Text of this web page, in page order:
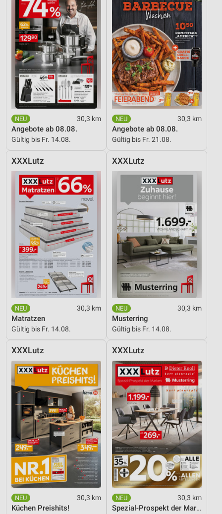
30,3 km
Angebote ab 08.08.
Gültig bis Fr. 14.08.
30,3 km
Angebote ab 08.08.
Gültig bis Fr. 21.08.
XXXLutz
30,3 km
Matratzen
Gültig bis Fr. 14.08.
XXXLutz
30,3 km
Musterring
Gültig bis Fr. 14.08.
XXXLutz
30,3 km
Küchen Preishits!
XXXLutz
30,3 km
Spezial-Prospekt der Marken